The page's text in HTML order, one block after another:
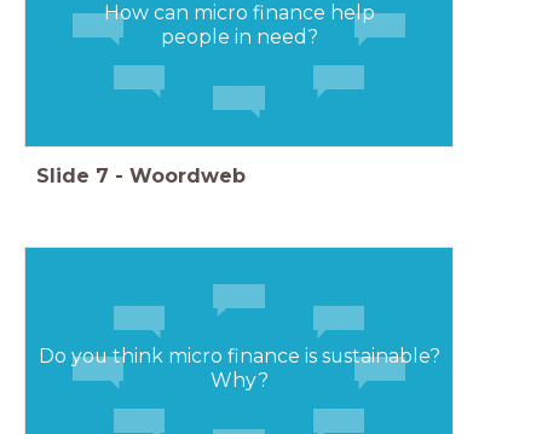
How can micro finance help
people in need?
Slide 7 - Woordweb
Do you think micro finance is sustainable?
Why?